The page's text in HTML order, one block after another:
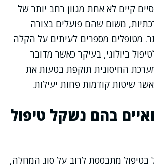
קיים לא אחת מגוון רחב יותר של
משום שהם פועלים בצורה
מטופלים מספרים לעיתים על הקלה
ביולוגי, בעיקר כאשר מדובר
החיסונית תוקפת בטעות את
שיטות קודמות פחות יעילות.
בהם נשקל טיפול
מתבססת לרוב על סוג המחלה,